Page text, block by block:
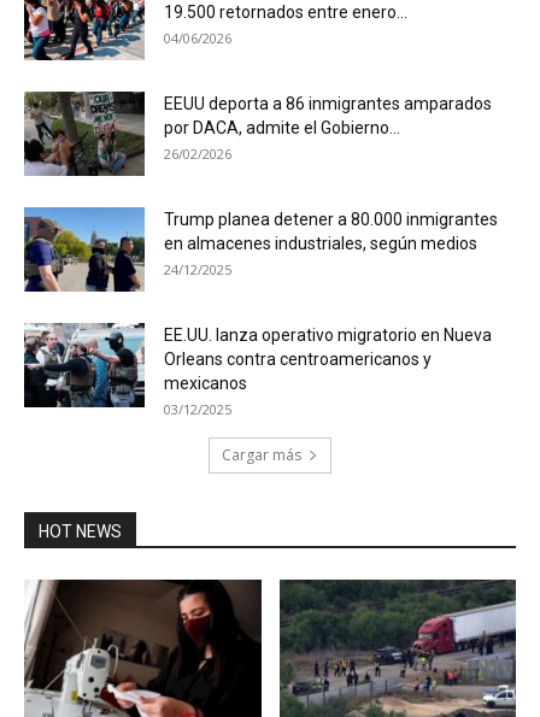
19.500 retornados entre enero...
04/06/2026
EEUU deporta a 86 inmigrantes amparados
por DACA, admite el Gobierno...
26/02/2026
Trump planea detener a 80.000 inmigrantes
en almacenes industriales, según medios
24/12/2025
EE.UU. lanza operativo migratorio en Nueva
Orleans contra centroamericanos y
mexicanos
03/12/2025
Cargar más
HOT NEWS